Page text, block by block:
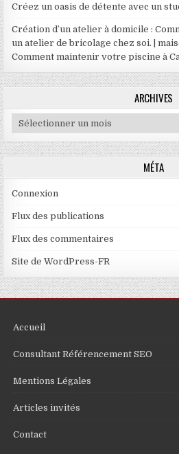
Créez un oasis de détente avec un
Création d’un atelier à domicile :
un atelier de bricolage chez soi. |
Comment maintenir votre piscine à
ARCHIVES
Archives
MÉTA
Connexion
Flux des publications
Flux des commentaires
Site de WordPress-FR
Accueil
Consultant Référencement SEO
Mentions Légales
Articles invités
Contact